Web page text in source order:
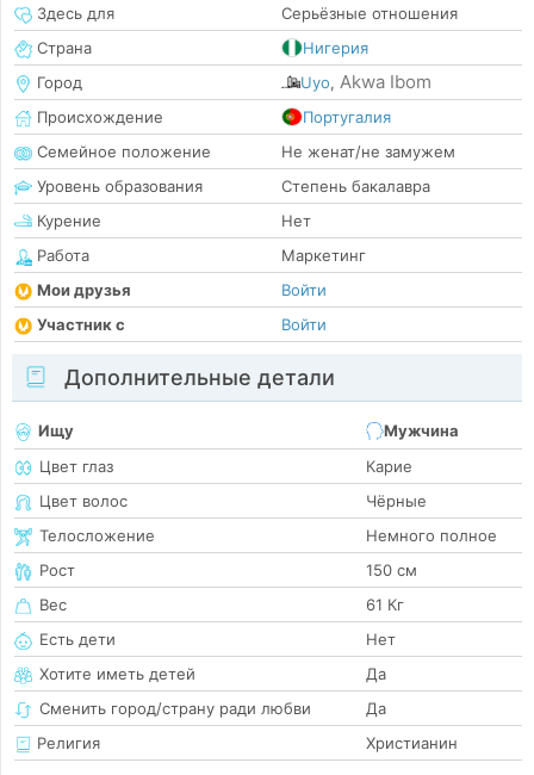
Здесь для
Серьёзные отношения
Страна
Нигерия
Город
Uyo, Akwa Ibom
Происхождение
Португалия
Семейное положение
Не женат/не замужем
Уровень образования
Степень бакалавра
Курение
Нет
Работа
Маркетинг
Мои друзья
Войти
Участник с
Войти
Дополнительные детали
Ищу
Мужчина
Цвет глаз
Карие
Цвет волос
Чёрные
Телосложение
Немного полное
Рост
150 см
Вес
61 Кг
Есть дети
Нет
Хотите иметь детей
Да
Сменить город/страну ради любви
Да
Религия
Христианин